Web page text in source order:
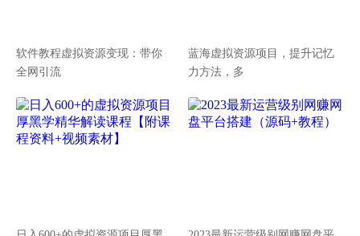
软件教程虚拟资源变现：带你
全网引流
蓝海虚拟资源项目，提升记忆
力方法，多